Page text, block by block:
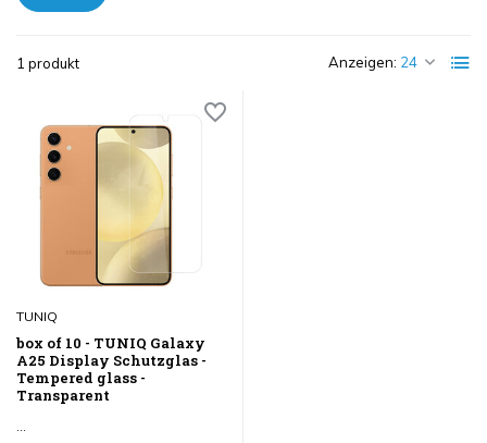
1 produkt Anzeigen:
TUNIQ
box of 10 - TUNIQ Galaxy
A25 Display Schutzglas -
Tempered glass -
Transparent